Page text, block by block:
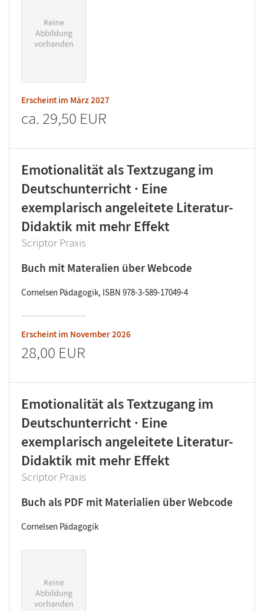
Erscheint im März 2027
ca. 29,50 EUR
Emotionalität als Textzugang im
Deutschunterricht · Eine
exemplarisch angeleitete Literatur-
Didaktik mit mehr Effekt
Scriptor Praxis
Buch mit Materalien über Webcode
Cornelsen Pädagogik, ISBN 978-3-589-17049-4
Erscheint im November 2026
28,00 EUR
Emotionalität als Textzugang im
Deutschunterricht · Eine
exemplarisch angeleitete Literatur-
Didaktik mit mehr Effekt
Scriptor Praxis
Buch als PDF mit Materialien über Webcode
Cornelsen Pädagogik